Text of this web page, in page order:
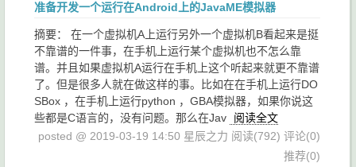
准备开发一个运行在Android上的JavaME模拟器
摘要： 在一个虚拟机A上运行另外一个虚拟机B看起来是挺
不靠谱的一件事，在手机上运行某个虚拟机也不怎么靠
谱。并且如果虚拟机A运行在手机上这个听起来就更不靠谱
了。但是很多人就在做这样的事。比如在在手机上运行DO
SBox ，在手机上运行python ，GBA模拟器，如果你说这
些都是C语言的，没有问题。那么在Jav
阅读全文
posted @ 2019-03-19 14:50 星辰之力 阅读(792) 评论(0)
推荐(0)